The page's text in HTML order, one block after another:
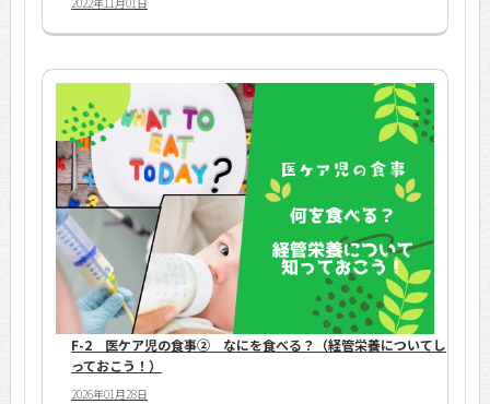
F-2 医ケア児の食事② なにを食べる？（経管栄養についてし
っておこう！）
2026年01月28日